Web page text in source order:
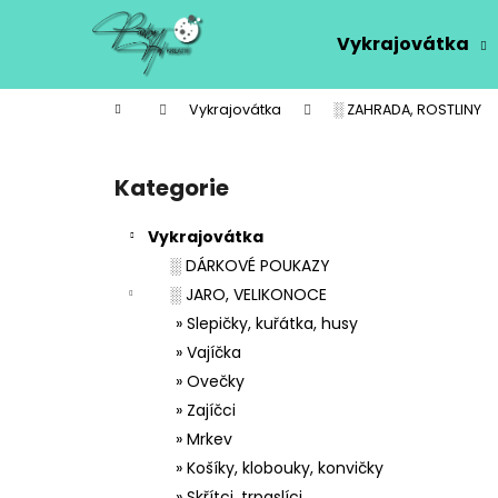
Vykrajovátka
Domů Vykrajovátka ░ ZAHRADA, ROSTLINY
Přeskočit
kategorie
Kategorie
Vykrajovátka
░ DÁRKOVÉ POUKAZY
░ JARO, VELIKONOCE
» Slepičky, kuřátka, husy
» Vajíčka
» Ovečky
» Zajíčci
» Mrkev
» Košíky, klobouky, konvičky
í
Zpět
do
Zpět
do